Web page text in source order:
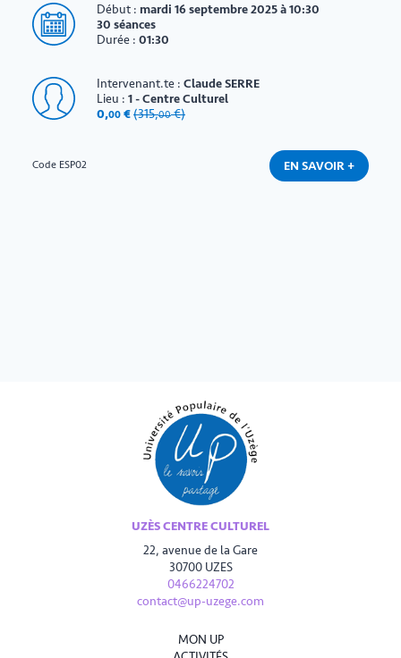
Début : mardi 16 septembre 2025 à 10:30
30 séances
Durée : 01:30
Intervenant.te : Claude SERRE
Lieu : 1 - Centre Culturel
0,00 €(315,00€)
Code ESP02 EN SAVOIR +
UZÈS CENTRE CULTUREL
22, avenue de la Gare
30700 UZES
0466224702
contact@up-uzege.com
MON UP